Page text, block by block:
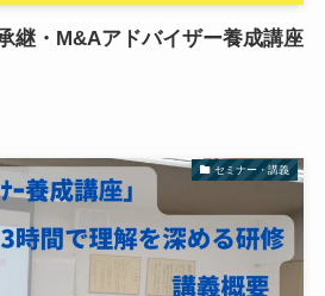
継・M&Aアドバイザー養成講座
セミナー・講義